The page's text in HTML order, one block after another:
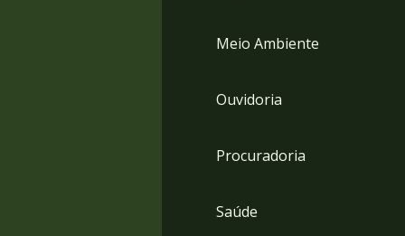
Meio Ambiente
Ouvidoria
Procuradoria
Saúde